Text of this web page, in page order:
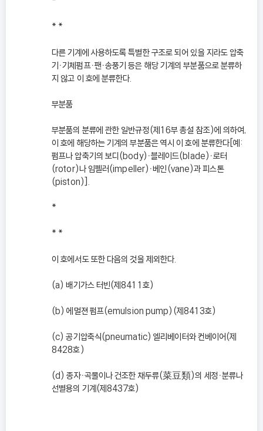
* *
다른 기계에 사용하도록 특별한 구조로 되어 있을 지라도 압축
기ㆍ기체펌프ㆍ팬ㆍ송풍기 등은 해당 기계의 부분품으로 분류하
지 않고 이 호에 분류한다.
부분품
부분품의 분류에 관한 일반규정(제16부 총설 참조)에 의하여,
이 호에 해당하는 기계의 부분품은 역시 이 호에 분류한다[예:
펌프나 압축기의 보디(body)ㆍ블레이드(blade)ㆍ로터
(rotor)나 임펠러(impeller)ㆍ베인(vane)과 피스톤
(piston)].
*
* *
이 호에서도 또한 다음의 것을 제외한다.
(a) 배기가스 터빈(제8411호)
(b) 에멀젼 펌프(emulsion pump)(제8413호)
(c) 공기압축식(pneumatic) 엘리베이터와 컨베이어(제
8428호)
(d) 종자ㆍ곡물이나 건조한 채두류(菜豆類)의 세정ㆍ분류나
선별용의 기계(제8437호)